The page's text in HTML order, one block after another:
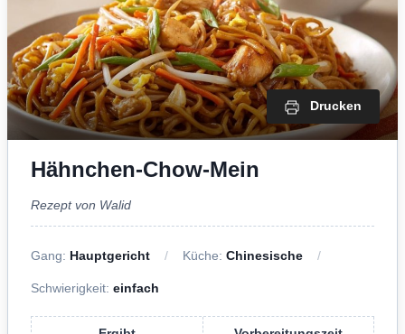
Drucken
Hähnchen-Chow-Mein
Rezept von Walid
Gang: Hauptgericht Küche: Chinesische
Schwierigkeit: einfach